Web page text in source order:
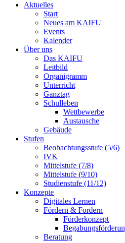
Aktuelles
Start
Neues am KAIFU
Events
Kalender
Über uns
Das KAIFU
Leitbild
Organigramm
Unterricht
Ganztag
Schulleben
Wettbewerbe
Austausche
Gebäude
Stufen
Beobachtungsstufe (5/6)
IVK
Mittelstufe (7/8)
Mittelstufe (9/10)
Studienstufe (11/12)
Konzepte
Digitales Lernen
Fördern & Fordern
Förderkonzept
Beratung